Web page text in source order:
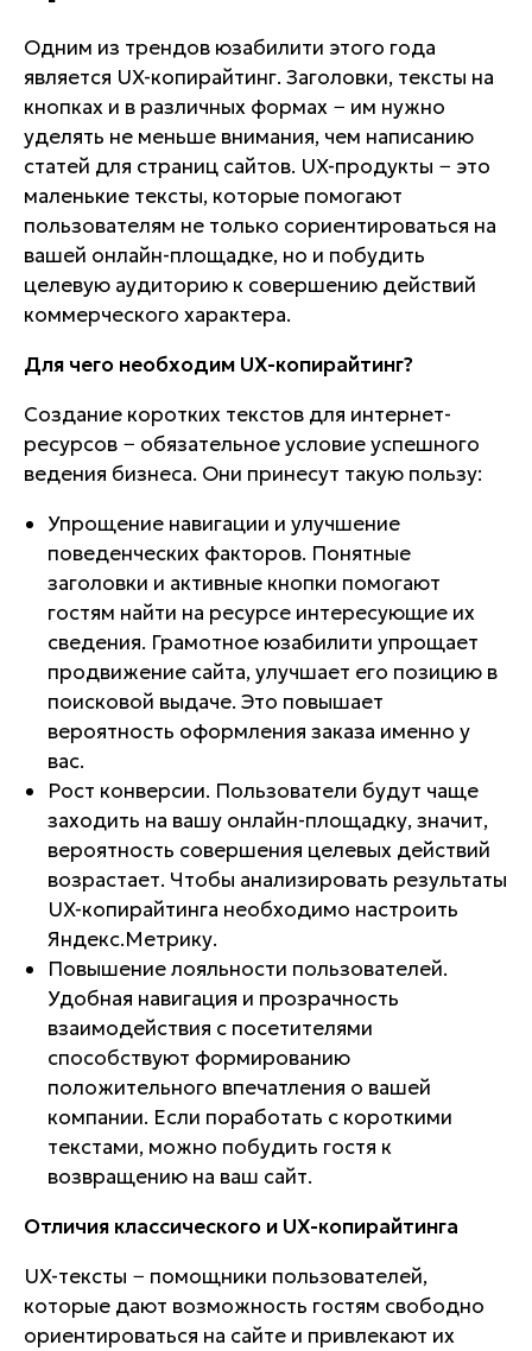
Одним из трендов юзабилити этого года
является UX-копирайтинг. Заголовки, тексты на
кнопках и в различных формах − им нужно
уделять не меньше внимания, чем написанию
статей для страниц сайтов. UX-продукты − это
маленькие тексты, которые помогают
пользователям не только сориентироваться на
вашей онлайн-площадке, но и побудить
целевую аудиторию к совершению действий
коммерческого характера.
Для чего необходим UX-копирайтинг?
Создание коротких текстов для интернет-
ресурсов − обязательное условие успешного
ведения бизнеса. Они принесут такую пользу:
Упрощение навигации и улучшение
поведенческих факторов. Понятные
заголовки и активные кнопки помогают
гостям найти на ресурсе интересующие их
сведения. Грамотное юзабилити упрощает
продвижение сайта, улучшает его позицию в
поисковой выдаче. Это повышает
вероятность оформления заказа именно у
вас.
Рост конверсии. Пользователи будут чаще
заходить на вашу онлайн-площадку, значит,
вероятность совершения целевых действий
возрастает. Чтобы анализировать результаты
UX-копирайтинга необходимо настроить
Яндекс.Метрику.
Повышение лояльности пользователей.
Удобная навигация и прозрачность
взаимодействия с посетителями
способствуют формированию
положительного впечатления о вашей
компании. Если поработать с короткими
текстами, можно побудить гостя к
возвращению на ваш сайт.
Отличия классического и UX-копирайтинга
UX-тексты − помощники пользователей,
которые дают возможность гостям свободно
ориентироваться на сайте и привлекают их